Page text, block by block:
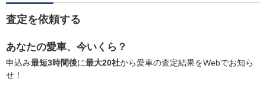
査定を依頼する
あなたの愛車、今いくら？
申込み最短3時間後に最大20社から愛車の査定結果をWebでお知ら
せ！